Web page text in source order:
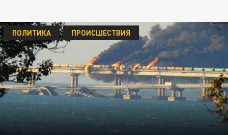
ПОЛИТИКА ПРОИСШЕСТВИЯ